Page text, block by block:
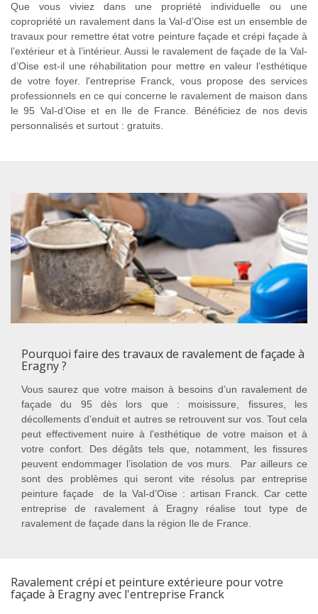
Que vous viviez dans une propriété individuelle ou une
copropriété un ravalement dans la Val-d’Oise est un ensemble de
travaux pour remettre état votre peinture façade et crépi façade à
l’extérieur et à l’intérieur. Aussi le ravalement de façade de la Val-
d’Oise est-il une réhabilitation pour mettre en valeur l’esthétique
de votre foyer. l'entreprise Franck, vous propose des services
professionnels en ce qui concerne le ravalement de maison dans
le 95 Val-d’Oise et en Ile de France. Bénéficiez de nos devis
personnalisés et surtout : gratuits.
Pourquoi faire des travaux de ravalement de façade à
Eragny ?
Vous saurez que votre maison à besoins d’un ravalement de
façade du 95 dès lors que : moisissure, fissures, les
décollements d’enduit et autres se retrouvent sur vos. Tout cela
peut effectivement nuire à l’esthétique de votre maison et à
votre confort. Des dégâts tels que, notamment, les fissures
peuvent endommager l’isolation de vos murs. Par ailleurs ce
sont des problèmes qui seront vite résolus par entreprise
peinture façade de la Val-d’Oise : artisan Franck. Car cette
entreprise de ravalement à Eragny réalise tout type de
ravalement de façade dans la région Ile de France.
Ravalement crépi et peinture extérieure pour votre
façade à Eragny avec l'entreprise Franck